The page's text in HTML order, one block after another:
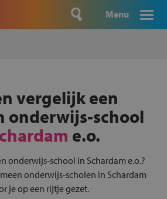
Menu
vergelijk een
onderwijs-school
e.o.
onderwijs-school in Schardam e.o.?
onderwijs-scholen in Schardam
je op een rijtje gezet.